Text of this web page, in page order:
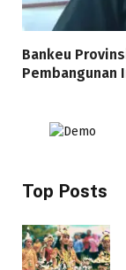
Bankeu
Pembangunan
Top Posts